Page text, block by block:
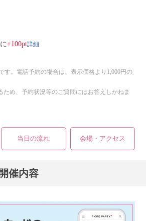
+100pt詳細
す。電話予約の場合は、表示価格より1,000円の
め、予約状況等のご質問にはお答えしかねま
当日の流れ 会場・アクセス
催内容